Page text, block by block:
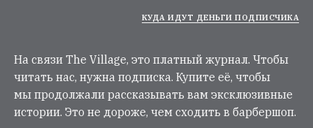
КУДА ИДУТ ДЕНЬГИ ПОДПИСЧИКА
На связи The Village, это платный журнал. Чтобы
читать нас, нужна подписка. Купите её, чтобы
мы продолжали рассказывать вам эксклюзивные
истории. Это не дороже, чем сходить в барбершоп.